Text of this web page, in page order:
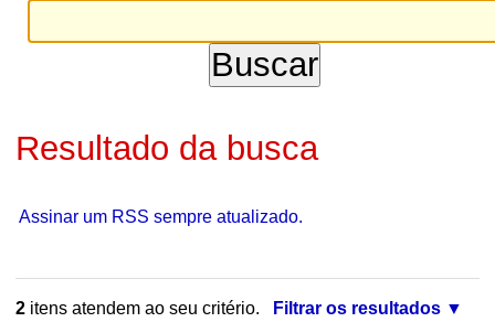
Resultado da busca
Assinar um RSS sempre atualizado.
2itens atendem ao seu critério.
Filtrar os resultados